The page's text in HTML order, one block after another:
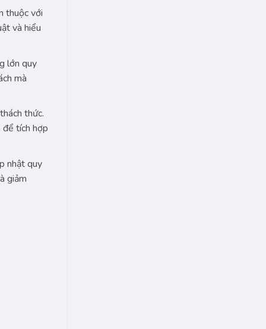
thuộc với
và hiểu
lớn quy
mà
thức.
để tích hợp
nhật quy
giảm